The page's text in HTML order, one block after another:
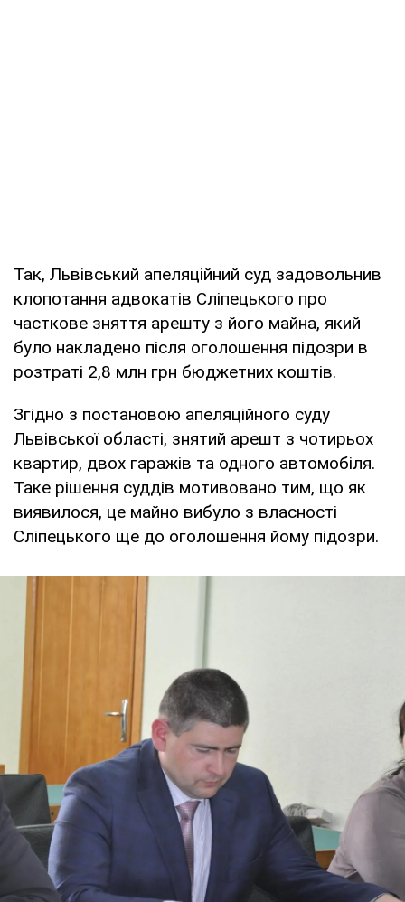
Так, Львівський апеляційний суд задовольнив
клопотання адвокатів Сліпецького про
часткове зняття арешту з його майна, який
було накладено після оголошення підозри в
розтраті 2,8 млн грн бюджетних коштів.
Згідно з постановою апеляційного суду
Львівської області, знятий арешт з чотирьох
квартир, двох гаражів та одного автомобіля.
Таке рішення суддів мотивовано тим, що як
виявилося, це майно вибуло з власності
Сліпецького ще до оголошення йому підозри.